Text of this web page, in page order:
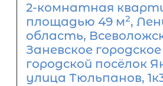
2-комнатная
площадью 49 м2,
область,
Заневское
городской посёлок
улица Тюльпанов,